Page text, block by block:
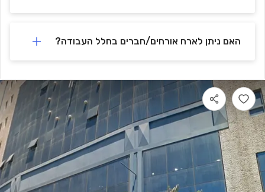
האם ניתן לארח אורחים/חברים בחלל העבודה?